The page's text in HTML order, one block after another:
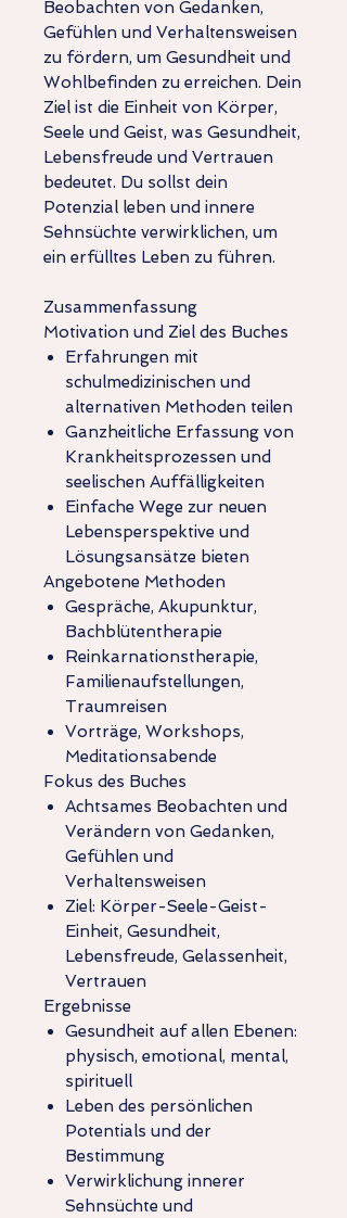
Beobachten von Gedanken,
Gefühlen und Verhaltensweisen
zu fördern, um Gesundheit und
Wohlbefinden zu erreichen. Dein
Ziel ist die Einheit von Körper,
Seele und Geist, was Gesundheit,
Lebensfreude und Vertrauen
bedeutet. Du sollst dein
Potenzial leben und innere
Sehnsüchte verwirklichen, um
ein erfülltes Leben zu führen.
Zusammenfassung
Motivation und Ziel des Buches
Erfahrungen mit
schulmedizinischen und
alternativen Methoden teilen
Ganzheitliche Erfassung von
Krankheitsprozessen und
seelischen Auffälligkeiten
Einfache Wege zur neuen
Lebensperspektive und
Lösungsansätze bieten
Angebotene Methoden
Gespräche, Akupunktur,
Bachblütentherapie
Reinkarnationstherapie,
Familienaufstellungen,
Traumreisen
Vorträge, Workshops,
Meditationsabende
Fokus des Buches
Achtsames Beobachten und
Verändern von Gedanken,
Gefühlen und
Verhaltensweisen
Ziel: Körper-Seele-Geist-
Einheit, Gesundheit,
Lebensfreude, Gelassenheit,
Vertrauen
Ergebnisse
Gesundheit auf allen Ebenen:
physisch, emotional, mental,
spirituell
Leben des persönlichen
Potentials und der
Bestimmung
Verwirklichung innerer
Sehnsüchte und